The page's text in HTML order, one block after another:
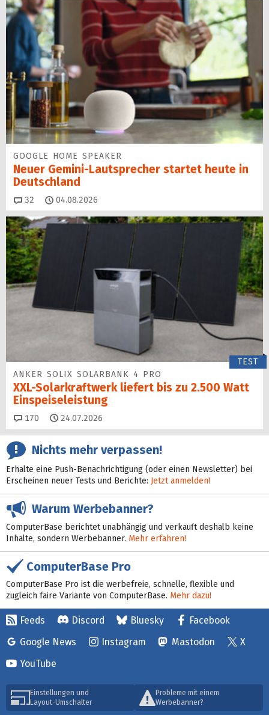
GOOGLE HOME SPEAKER
Neuer Gemini-Laut­spre­cher startet heu­te in
Deutschland
32 Kommentare
04.08.2026
TEST
ANKER SOLIX SOLARBANK 4 PRO
XXL-Solarkraftwerk liefert bis zu 2.500 Watt
Einspeise­leistung
170 Kommentare
24.07.2026
Nichts mehr verpassen!
Erhalte eine Push-Benachrichtigung (oder einen Newsletter) bei
Erscheinen neuer Tests und Berichte: Jetzt anmelden!
Warum Werbebanner?
ComputerBase berichtet unabhängig und verkauft deshalb keine
Inhalte, sondern Werbebanner. Mehr erfahren!
ComputerBase Pro
ComputerBase Pro ist die werbefreie, schnelle, flexible und
zugleich faire Variante von ComputerBase. Mehr dazu!
Feeds Discord Bluesky
Facebook
Google News
Instagram Mastodon
X
YouTube
Einstellungen und
Layout-Umschalter
Probleme mit einem
Werbebanner?